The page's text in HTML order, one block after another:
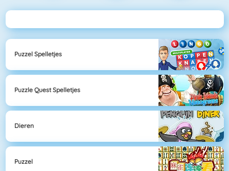
Puzzel Spelletjes
Puzzle Quest Spelletjes
Dieren
Puzzel